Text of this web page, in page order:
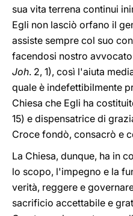
sua vita terrena continui
Egli non lasciò orfano il
assiste sempre col suo
facendosi nostro
Joh. 2, 1), così l'aiuta
quale è indefettibilmente
Chiesa che Egli ha
15) e dispensatrice di
Croce fondò, consacrò e
La Chiesa, dunque, ha in
lo scopo, l'impegno e la
verità, reggere e
sacrificio accettabile e